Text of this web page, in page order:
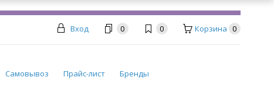
Вход 0 0 Корзина 0
Самовывоз Прайс-лист Бренды